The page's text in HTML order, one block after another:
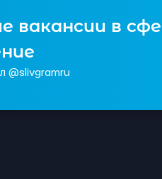
вакансии в
@slivgramru